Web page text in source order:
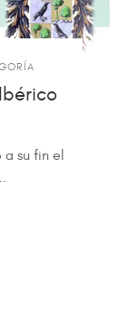
su fin el